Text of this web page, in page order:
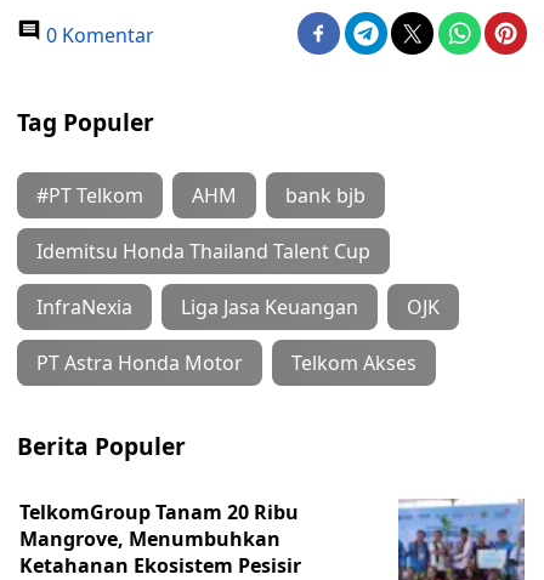
0 Komentar
Tag Populer
#PT Telkom AHM bank bjb
Idemitsu Honda Thailand Talent Cup
InfraNexia Liga Jasa Keuangan OJK
PT Astra Honda Motor Telkom Akses
Berita Populer
TelkomGroup Tanam 20 Ribu
Mangrove, Menumbuhkan
Ketahanan Ekosistem Pesisir